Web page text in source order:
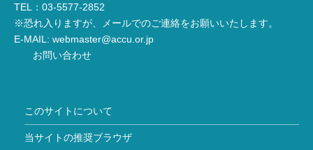
TEL：03-5577-2852
※恐れ入りますが、メールでのご連絡をお願いいたします。
E-MAIL: webmaster@accu.or.jp
お問い合わせ
このサイトについて
当サイトの推奨ブラウザ